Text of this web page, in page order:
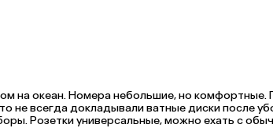
на океан. Номера небольшие, но комфортные.
всегда докладывали ватные диски после
Розетки универсальные, можно ехать с